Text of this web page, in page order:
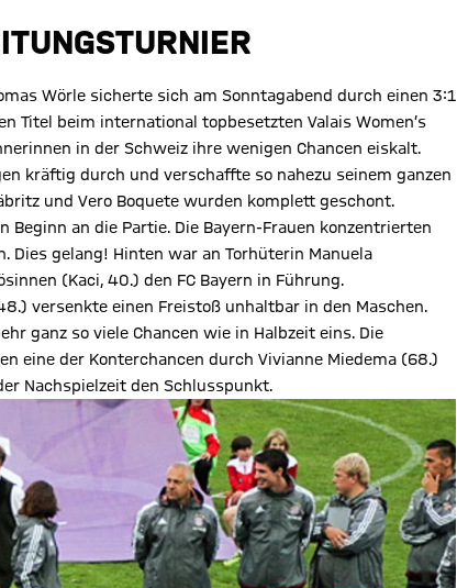
Wörle sicherte sich am Sonntagabend durch einen 3:1
Titel beim international topbesetzten Valais Women’s
in der Schweiz ihre wenigen Chancen eiskalt.
kräftig durch und verschaffte so nahezu seinem ganzen
und Vero Boquete wurden komplett geschont.
an die Partie. Die Bayern-Frauen konzentrierten
Dies gelang! Hinten war an Torhüterin Manuela
(Kaci, 40.) den FC Bayern in Führung.
versenkte einen Freistoß unhaltbar in den Maschen.
ganz so viele Chancen wie in Halbzeit eins. Die
eine der Konterchancen durch Vivianne Miedema (68.)
Nachspielzeit den Schlusspunkt.